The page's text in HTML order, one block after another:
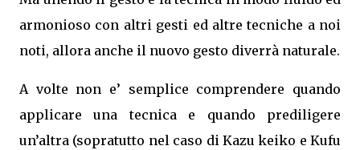
armonioso con altri gesti ed altre tecniche a noi
noti, allora anche il nuovo gesto diverrà naturale.
A volte non e’ semplice comprendere quando
applicare una tecnica e quando prediligere
un’altra (sopratutto nel caso di Kazu keiko e Kufu